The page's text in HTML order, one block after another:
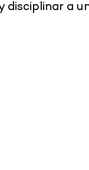
disciplinar a